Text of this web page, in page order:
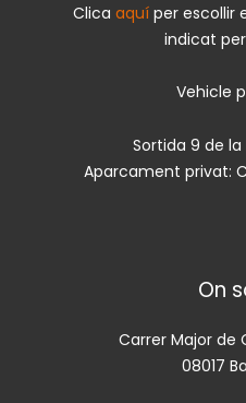
Clica aquí per escollir
indicat
Vehicle
Sortida 9 de la
Aparcament privat:
On
Carrer Major de
08017